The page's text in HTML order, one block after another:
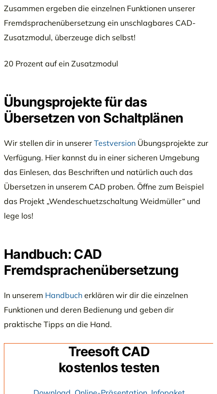
Zusammen ergeben die einzelnen Funktionen unserer
Fremdsprachenübersetzung ein unschlagbares CAD-
Zusatzmodul, überzeuge dich selbst!
20 Prozent auf ein Zusatzmodul
Übungsprojekte für das
Übersetzen von Schaltplänen
Wir stellen dir in unserer Testversion Übungsprojekte zur
Verfügung. Hier kannst du in einer sicheren Umgebung
das Einlesen, das Beschriften und natürlich auch das
Übersetzen in unserem CAD proben. Öffne zum Beispiel
das Projekt „Wendeschuetzschaltung Weidmüller“ und
lege los!
Handbuch: CAD
Fremdsprachenübersetzung
In unserem Handbuch erklären wir dir die einzelnen
Funktionen und deren Bedienung und geben dir
praktische Tipps an die Hand.
Treesoft CAD
kostenlos testen